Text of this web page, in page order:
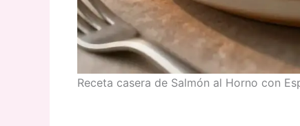
Receta casera de Salmón al Horno con